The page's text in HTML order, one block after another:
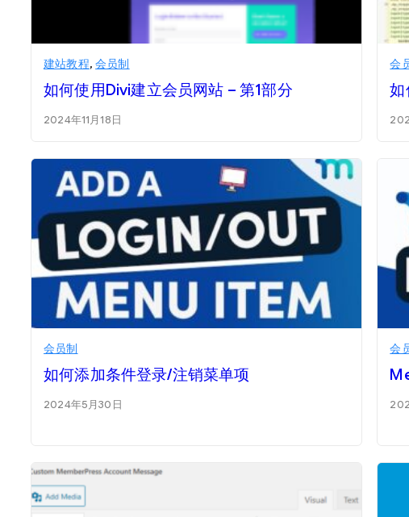
建站教程,会员制
如何使用Divi建立会员网站 – 第1部分
2024年11月18日
会
如
会员制
如何添加条件登录/注销菜单项
2024年5月30日
会